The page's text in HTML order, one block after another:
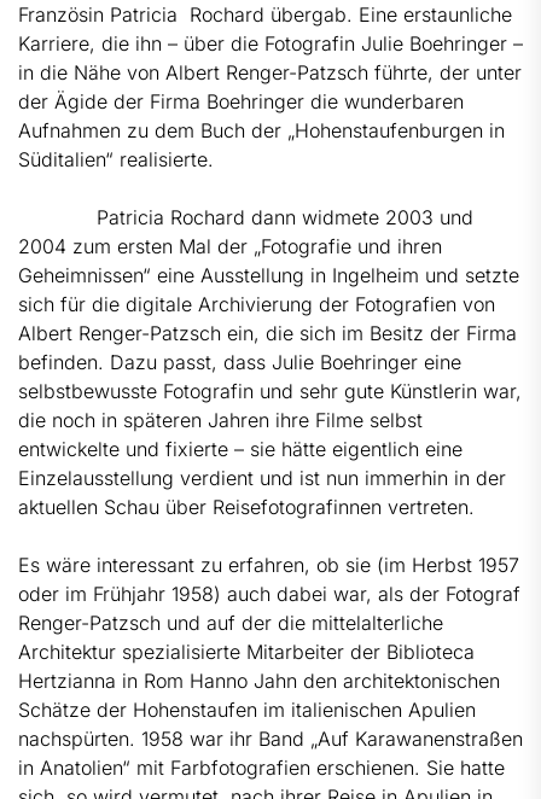
Französin Patricia Rochard übergab. Eine erstaunliche
Karriere, die ihn – über die Fotografin Julie Boehringer –
in die Nähe von Albert Renger-Patzsch führte, der unter
der Ägide der Firma Boehringer die wunderbaren
Aufnahmen zu dem Buch der „Hohenstaufenburgen in
Süditalien“ realisierte.
Patricia Rochard dann widmete 2003 und
2004 zum ersten Mal der „Fotografie und ihren
Geheimnissen“ eine Ausstellung in Ingelheim und setzte
sich für die digitale Archivierung der Fotografien von
Albert Renger-Patzsch ein, die sich im Besitz der Firma
befinden. Dazu passt, dass Julie Boehringer eine
selbstbewusste Fotografin und sehr gute Künstlerin war,
die noch in späteren Jahren ihre Filme selbst
entwickelte und fixierte – sie hätte eigentlich eine
Einzelausstellung verdient und ist nun immerhin in der
aktuellen Schau über Reisefotografinnen vertreten.
Es wäre interessant zu erfahren, ob sie (im Herbst 1957
oder im Frühjahr 1958) auch dabei war, als der Fotograf
Renger-Patzsch und auf der die mittelalterliche
Architektur spezialisierte Mitarbeiter der Biblioteca
Hertzianna in Rom Hanno Jahn den architektonischen
Schätze der Hohenstaufen im italienischen Apulien
nachspürten. 1958 war ihr Band „Auf Karawanenstraßen
in Anatolien“ mit Farbfotografien erschienen. Sie hatte